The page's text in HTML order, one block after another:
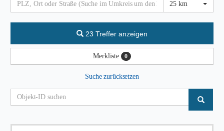
25 km
23 Treffer anzeigen
Merkliste 0
Suche zurücksetzen